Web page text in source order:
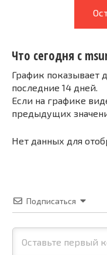
Что сегодня с
График показывает
последние 14 дней.
Если на графике
предыдущих
Нет данных для
Подписаться